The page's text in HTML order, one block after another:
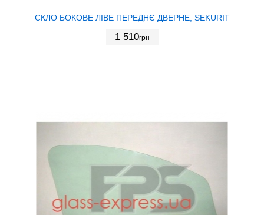
СКЛО БОКОВЕ ЛІВЕ ПЕРЕДНЄ ДВЕРНЕ, SEKURIT
1 510грн